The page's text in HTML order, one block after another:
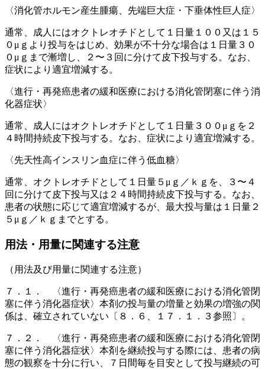
〈消化管ホルモン産生腫瘍、先端巨大症・下垂体性巨人症〉
通常、成人にはオクトレオチドとして１日量１００又は１５
０μｇより投与をはじめ、効果が不十分な場合は１日量３０
０μｇまで漸増し、２〜３回に分けて皮下投与する。なお、
症状により適宜増減する。
〈進行・再発癌患者の緩和医療における消化管閉塞に伴う消
化器症状〉
通常、成人にはオクトレオチドとして１日量３００μｇを２
４時間持続皮下投与する。なお、症状により適宜増減する。
〈先天性高インスリン血症に伴う低血糖〉
通常、オクトレオチドとして１日量５μｇ／ｋｇを、３〜４
回に分けて皮下投与又は２４時間持続皮下投与する。なお、
患者の状態に応じて適宜増減するが、最大投与量は１日量２
５μｇ／ｋｇまでとする。
用法・用量に関連する注意
（用法及び用量に関連する注意）
７．１． 〈進行・再発癌患者の緩和医療における消化管閉
塞に伴う消化器症状〉本剤の投与量の増量と効果の増強の関
係は、確立されていない〔８．６、１７．１．３参照〕。
７．２． 〈進行・再発癌患者の緩和医療における消化管閉
塞に伴う消化器症状〉本剤を継続投与する際には、患者の病
態の観察を十分に行い、７日間毎を目安として投与継続の可